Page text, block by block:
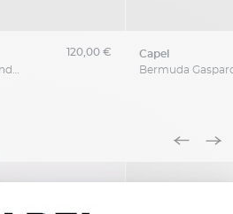
120,00 € capel